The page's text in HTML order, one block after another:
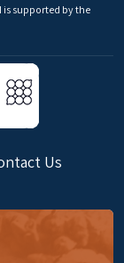
is supported by the
Us